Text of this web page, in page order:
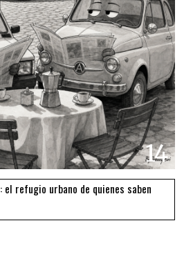
14
refugio urbano de quienes saben